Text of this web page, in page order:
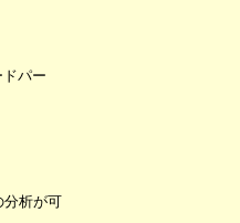
パー
分析が可